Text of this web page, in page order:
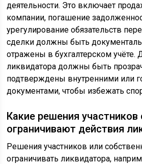
деятельности. Это включает
компании, погашение
урегулирование обязательств
сделки должны быть
отражены в бухгалтерском учёте.
ликвидатора должны быть
подтверждены внутренними или
документами, чтобы избежать
Какие решения участников
ограничивают действия
Решения участников или
ограничивать ликвидатора,